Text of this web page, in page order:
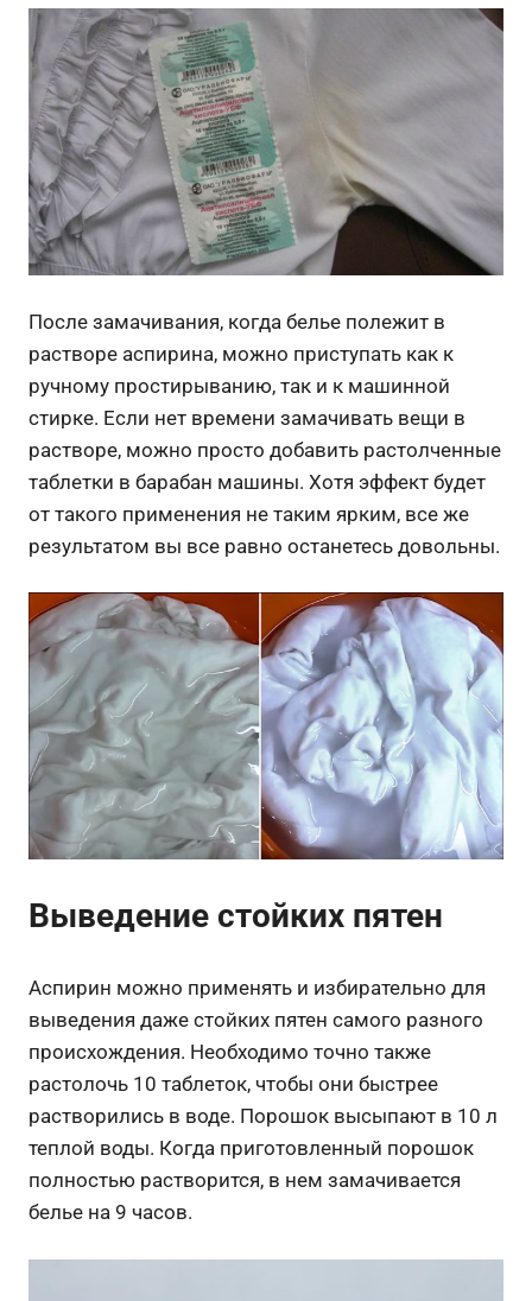
После замачивания, когда белье полежит в
растворе аспирина, можно приступать как к
ручному простирыванию, так и к машинной
стирке. Если нет времени замачивать вещи в
растворе, можно просто добавить растолченные
таблетки в барабан машины. Хотя эффект будет
от такого применения не таким ярким, все же
результатом вы все равно останетесь довольны.
Выведение стойких пятен
Аспирин можно применять и избирательно для
выведения даже стойких пятен самого разного
происхождения. Необходимо точно также
растолочь 10 таблеток, чтобы они быстрее
растворились в воде. Порошок высыпают в 10 л
теплой воды. Когда приготовленный порошок
полностью растворится, в нем замачивается
белье на 9 часов.